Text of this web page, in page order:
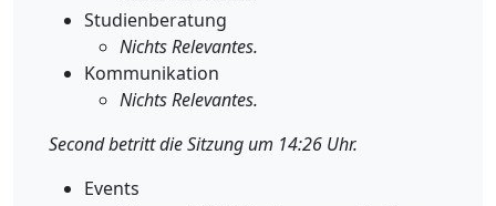
Studienberatung
Nichts Relevantes.
Kommunikation
Nichts Relevantes.
Second betritt die Sitzung um 14:26 Uhr.
Events